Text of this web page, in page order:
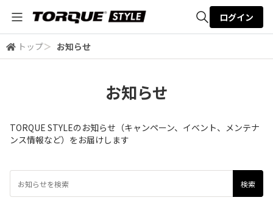
全体検索
ログイン
トップ＞ お知らせ
お知らせ
TORQUE STYLEのお知らせ（キャンペーン、イベント、メンテナ
ンス情報など）をお届けします